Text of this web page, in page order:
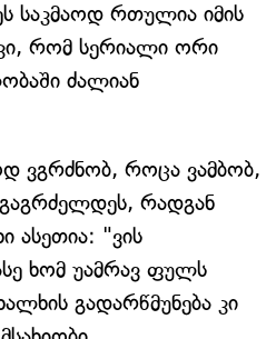
საკმაოდ რთულია იმის
რომ სერიალი ორი
ძალიან
ვგრძნობ, როცა ვამბობ,
რადგან
ასეთია: "ვის
ხომ უამრავ ფულს
გადარწმუნება კი